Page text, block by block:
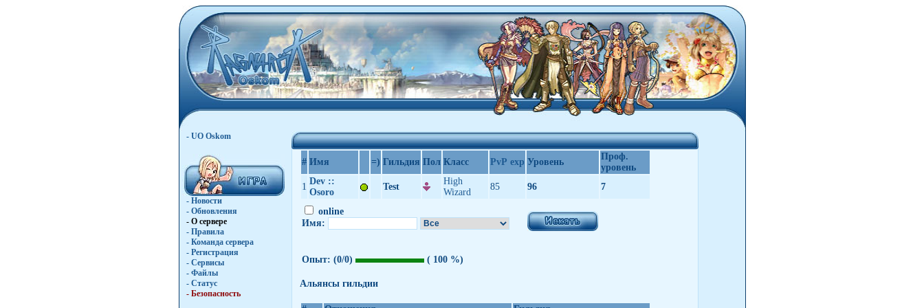
- UO Oskom
- Новости
- Обновления
- О сервере
- Правила
- Команда сервера
- Регистрация
- Сервисы
- Файлы
- Статус
- Безопасность
# Имя =) Гильдия Пол Класс PvP exp Уровень
Проф.
уровень
1
Dev ::
Osoro
Test
High
Wizard
85 96 7
online
Имя:
Опыт: (0/0) ( 100 %)
Альянсы гильдии